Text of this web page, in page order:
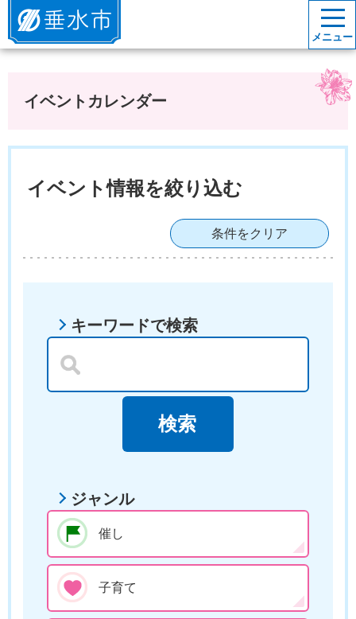
垂水市
メニュー
イベントカレンダー
イベント情報を絞り込む
条件をクリア
キーワードで検索
ジャンル
催し
子育て